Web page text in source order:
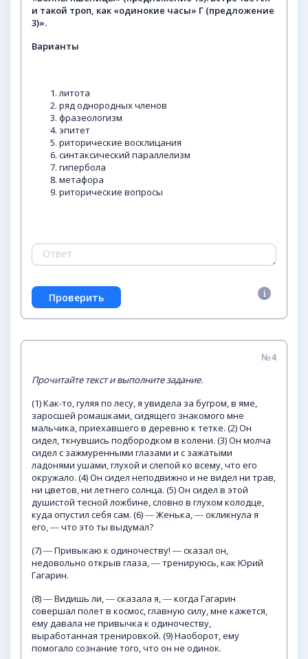
и такой троп, как «одинокие часы» Г (предложение
3)».
Варианты
литота
ряд однородных членов
фразеологизм
эпитет
риторические восклицания
синтаксический параллелизм
гипербола
метафора
риторические вопросы
№4
Прочитайте текст и выполнитезадание.
(1) Как-то, гуляя по лесу, я увидела за бугром, в яме,
заросшей ромашками, сидящего знакомого мне
мальчика, приехавшего в деревню к тетке. (2) Он
сидел, ткнувшись подбородком в колени. (3) Он молча
сидел с зажмуренными глазами и с зажатыми
ладонями ушами, глухой и слепой ко всему, что его
окружало. (4) Он сидел неподвижно и не видел ни трав,
ни цветов, ни летнего солнца. (5) Он сидел в этой
душистой тесной ложбине, словно в глухом колодце,
куда опустил себя сам. (6) ― Женька, ― окликнула я
его, ― что это ты выдумал?
(7) ― Привыкаю к одиночеству! ― сказал он,
недовольно открыв глаза, ― тренируюсь, как Юрий
Гагарин.
(8) ― Видишь ли, ― сказала я, ― когда Гагарин
совершал полет в космос, главную силу, мне кажется,
ему давала не привычка к одиночеству,
выработанная тренировкой. (9) Наоборот, ему
помогало сознание того, что он не одинок.